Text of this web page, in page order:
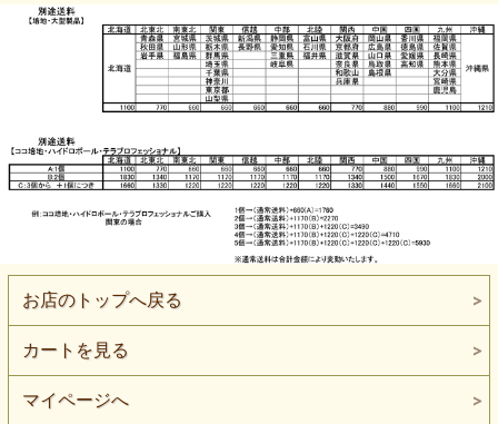
お店のトップへ戻る
カートを見る
マイページへ